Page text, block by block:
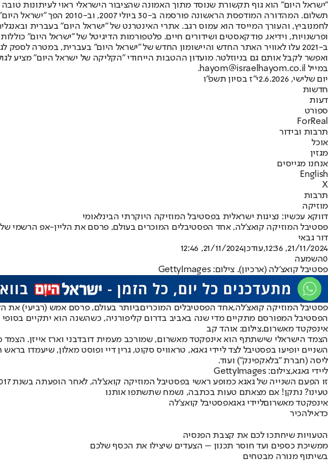
"ישראל היום" הוא גוף תקשורת שנוסד מתוך האמונה שהציבור הישראלי ראוי לעיתונות
תשלום. המהדורה
ופרשנויות, וידיאו, פודקאסטים ושידורים חיים. פלטפורמות הדיגיטל של "ישראל היום"
ב-2021 עלו לאוויר האתר החדש והיישומון החדש של "ישראל היום" בעברית, במטרה
ואפשר לקבל אותם גם בניוזלטר. מועדון ההטבות הייחודי "הקליקה של ישראל היום" מציע
במייל hayom@israelhayom.co.il.
יום שלישי, 2.6.2026
י"ז בסיון תשפ"ו
חדשות
דעות
ספורט
ForReal
תרבות ובידור
אוכל
מגזין
אנחנו מגייסים
English
X
תרבות
מוזיקה
דווקא עכשיו: נציגות ישראלית בפסטיבל המוזיקה היוקרתי הבינלאומי
פסטיבל המוזיקה קואצ'לה, אחד הפסטיבלים המוכרים בעולם, פרסם את הליין-אפ הרשמי שלו לשנת 2025 • ברשימה: ליידי גאגא, טראוויס סקוט, גרין דיי,
דור גבאי
21/11/2024, 12:36
,עודכן21/11/2024, 12:46
0השמעה
פסטיבל קואצ'לה (ארכיון). צילום: GettyImages
פסטיבל המוזיקה קואצ'לה,אחד הפסטיבלים המוכריםביותר בעולם, פרסם אמש (רביעי) את הליין-אפ הרשמי שלו לשנת 2025 - כשברשימת האמנים
הפסטיבל המפורסם מתקיים מדי שנה באביב בדרום קליפורניה, כשהשנה הוא יתקיים בסופי השבוע של 11 עד 13 באפריל ו-18 עד 20 באפריל. האירוע מארח אמנים מוזיקליים מז'אנרים רבים כולל רוק,
אינפקטד מאשרום,צילום: אוהד קב
הצמד הישראלי שישתתף הוא אינפקטד מאשרום, שמורכב מעמית דובדבני וארז אייזן. הצמד מפיק מוזיקה אלקטרונית כבר כמעט 30 שנה ומוכר
ליסה (חברת "בלאקפינק") ועוד.
ליידי גאגא,צילום: GettyImages
זו הפעם השנייה של גאגא כמופע ראשי בפסטיבל המוזיקה קואצ'לה, לאחר הופעתה בשנת 2017. גרין דיי יופיעו בפסטיבל כלהקה בפעם הראשונה, אם כי הסולן בילי ג'ו ארמסטרונג הופיע בו בשנת 2014.
טעינו? נתקן! אם מצאתם טעות בכתבה, נשמח שתשתפו אותנו
אינפקטד מאשרוםליידי גאגאפסטיבל קואצ'לה
כדאילהכיר
הטעויות שיחתכו לכם את קצבת הפנסיה
ממשיכת כספים ועד חוסר תכנון – הצעדים שיצילו את הכסף שלכם
בשיתוף מנורה מבטחים